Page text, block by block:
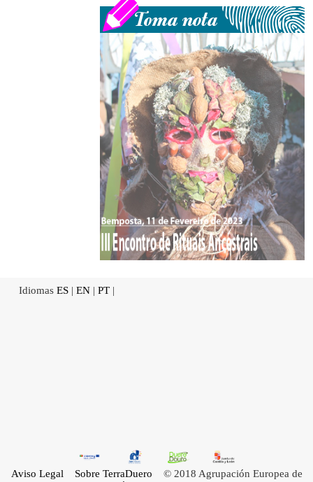
Idiomas ES | EN | PT |
Aviso Legal Sobre TerraDuero © 2018 Agrupación Europea de